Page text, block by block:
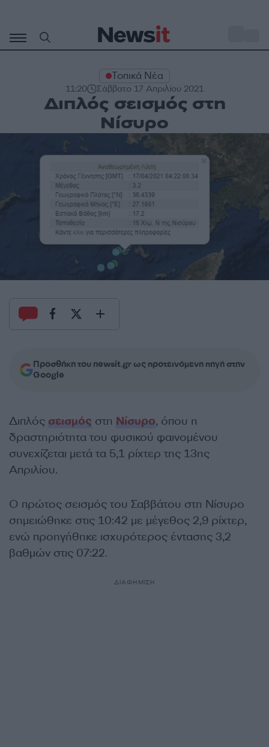
περιεχόμενο
Τοπικά Νέα
11:20 Σάββατο 17 Απριλίου 2021
Διπλός σεισμός στη
Νίσυρο
Προσθήκη του newsit.gr ως προτεινόμενη πηγή στην
Google
Διπλός σεισμός στη Νίσυρο, όπου η
δραστηριότητα του φυσικού φαινομένου
συνεχίζεται μετά τα 5,1 ρίχτερ της 13ης
Απριλίου.
Ο πρώτος σεισμός του Σαββάτου στη Νίσυρο
σημειώθηκε στις 10:42 με μέγεθος 2,9 ρίχτερ,
ενώ προηγήθηκε ισχυρότερος έντασης 3,2
βαθμών στις 07:22.
ΔΙΑΦΗΜΙΣΗ